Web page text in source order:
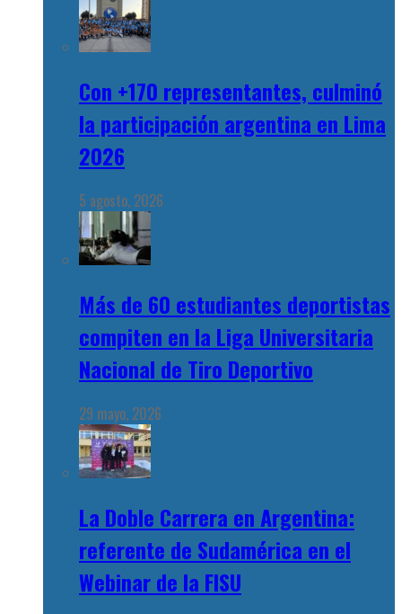
Con +170 representantes, culminó
la participación argentina en Lima
2026
5 agosto, 2026
Más de 60 estudiantes deportistas
compiten en la Liga Universitaria
Nacional de Tiro Deportivo
29 mayo, 2026
La Doble Carrera en Argentina:
referente de Sudamérica en el
Webinar de la FISU